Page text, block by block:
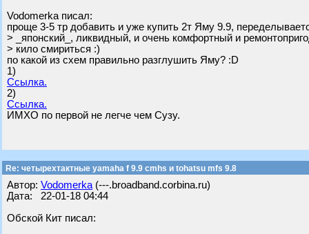
Vodomerka писал:
проще 3-5 тр добавить и уже купить 2т Яму 9.9,
> _японский_, ликвидный, и очень комфортный и
> кило смириться :)
по какой из схем правильно разглушить Яму? :D
1)
Ссылка.
2)
Ссылка.
ИМХО по первой не легче чем Сузу.
Re: четырехтактные yamaha f 9.9 cmhs и tohatsu mfs 9.8
Автор: Vodomerka (---.broadband.corbina.ru)
Дата: 22-01-18 04:44
Обской Кит писал: